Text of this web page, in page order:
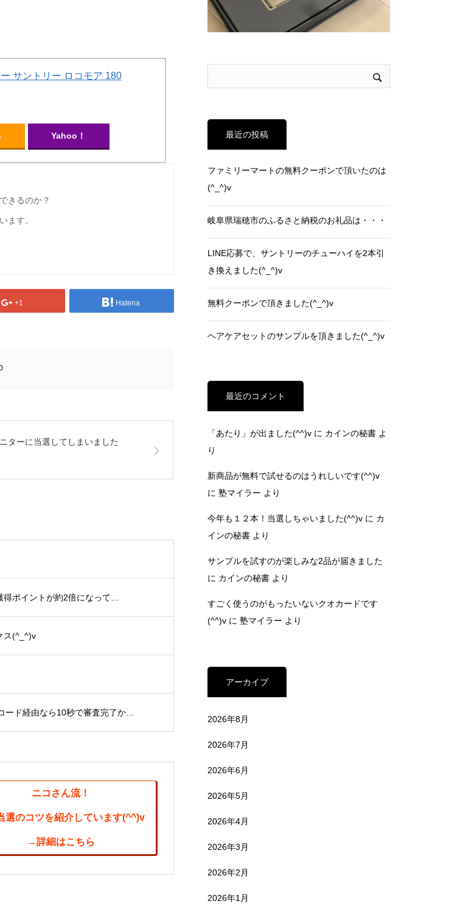
サントリー ロコモア 180
Yahoo！
きるのか？
ます。
+1 Hatena
ターに当選してしまいました
得ポイントが約2倍になって…
ス(^_^)v
ード経由なら10秒で審査完了か…
ニコさん流！
選のコツを紹介しています(^^)v
→詳細はこちら
最近の投稿
ファミリーマートの無料クーポンで頂いたのは
(^_^)v
岐阜県瑞穂市のふるさと納税のお礼品は・・・
LINE応募で、サントリーのチューハイを2本引
き換えました(^_^)v
無料クーポンで頂きました(^_^)v
ヘアケアセットのサンプルを頂きました(^_^)v
最近のコメント
「あたり」が出ました(^^)v に カインの秘書 よ
り
新商品が無料で試せるのはうれしいです(^^)v
に 塾マイラー より
今年も１２本！当選しちゃいました(^^)v に カ
インの秘書 より
サンプルを試すのが楽しみな2品が届きました
に カインの秘書 より
すごく使うのがもったいないクオカードです
(^^)v に 塾マイラー より
アーカイブ
2026年8月
2026年7月
2026年6月
2026年5月
2026年4月
2026年3月
2026年2月
2026年1月